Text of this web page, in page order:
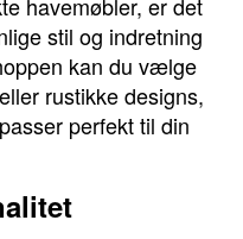
stil og indretning
kan du vælge
rustikke designs,
perfekt til din